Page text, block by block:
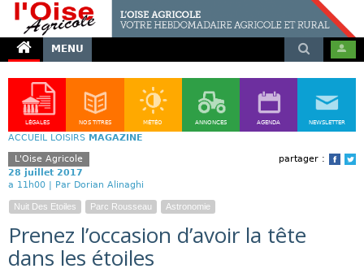
MENU
LÉGALES NOS TITRES MÉTÉO ANNONCES AGENDA NEWSLETTER
ACCUEIL LOISIRS MAGAZINE
partager :
L'Oise Agricole
28 juillet 2017
a 11h00 | Par Dorian Alinaghi
Nuit Des Etoiles Parc Rousseau Astronomie
Prenez l’occasion d’avoir la tête
dans les étoiles